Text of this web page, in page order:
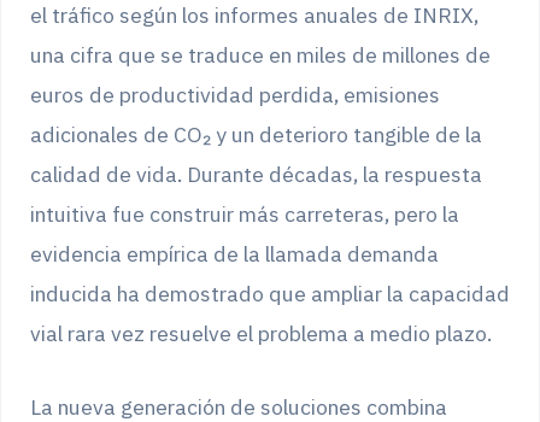
el tráfico según los informes anuales de INRIX,
una cifra que se traduce en miles de millones de
euros de productividad perdida, emisiones
adicionales de CO₂ y un deterioro tangible de la
calidad de vida. Durante décadas, la respuesta
intuitiva fue construir más carreteras, pero la
evidencia empírica de la llamada demanda
inducida ha demostrado que ampliar la capacidad
vial rara vez resuelve el problema a medio plazo.
La nueva generación de soluciones combina